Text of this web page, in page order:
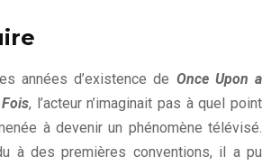
années d’existence de Once Upon a
, l’acteur n’imaginait pas à quel point
à devenir un phénomène télévisé.
à des premières conventions, il a pu